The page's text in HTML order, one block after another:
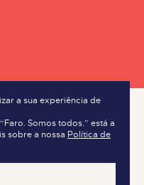
a sua experiência de
Somos todos.” está a
sobre a nossa Política de